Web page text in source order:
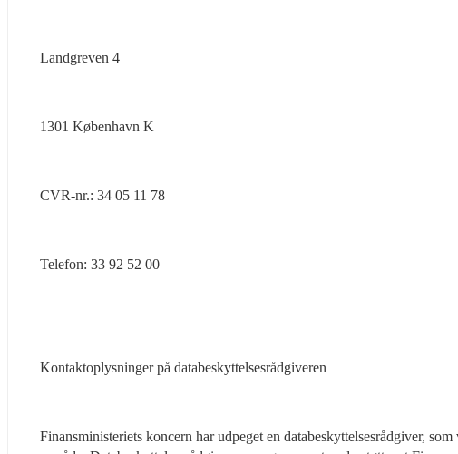
Landgreven 4
1301 København K
CVR-nr.: 34 05 11 78
Telefon: 33 92 52 00
Kontaktoplysninger på databeskyttelsesrådgiveren
Finansministeriets koncern har udpeget en databeskyttelsesrådgiver,